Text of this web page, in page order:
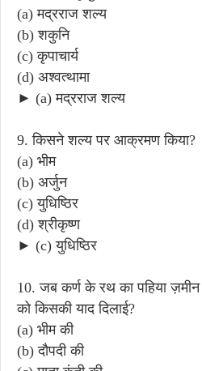
(a) मद्रराज शल्य
(b) शकुनि
(c) कृपाचार्य
(d) अश्वत्थामा
► (a) मद्रराज शल्य
9. किसने शल्य पर आक्रमण किया?
(a) भीम
(b) अर्जुन
(c) युधिष्ठिर
(d) श्रीकृष्ण
► (c) युधिष्ठिर
10. जब कर्ण के रथ का पहिया
को किसकी याद दिलाई?
(a) भीम की
(b) दौपदी की